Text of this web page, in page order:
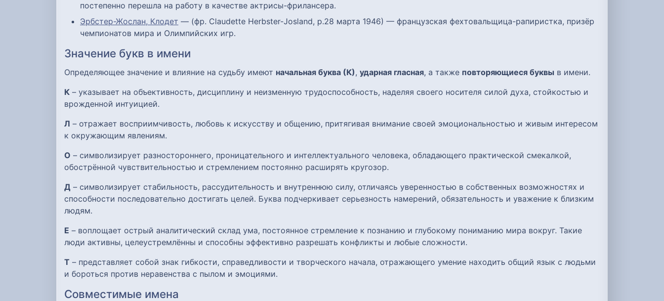
постепенно перешла на работу в качестве актрисы-фрилансера.
Эрбстер-Жослан, Клодет — (фр. Claudette Herbster-Josland, р.28 марта 1946) — французская фехтовальщица-рапиристка, призёр
чемпионатов мира и Олимпийских игр.
Значение букв в имени
Определяющее значение и влияние на судьбу имеют начальная буква (К), ударная гласная, а также повторяющиеся буквы в имени.
К – указывает на объективность, дисциплину и неизменную трудоспособность, наделяя своего носителя силой духа, стойкостью и
врожденной интуицией.
Л – отражает восприимчивость, любовь к искусству и общению, притягивая внимание своей эмоциональностью и живым интересом
к окружающим явлениям.
О – символизирует разностороннего, проницательного и интеллектуального человека, обладающего практической смекалкой,
обострённой чувствительностью и стремлением постоянно расширять кругозор.
Д – символизирует стабильность, рассудительность и внутреннюю силу, отличаясь уверенностью в собственных возможностях и
способности последовательно достигать целей. Буква подчеркивает серьезность намерений, обязательность и уважение к близким
людям.
Е – воплощает острый аналитический склад ума, постоянное стремление к познанию и глубокому пониманию мира вокруг. Такие
люди активны, целеустремлённы и способны эффективно разрешать конфликты и любые сложности.
Т – представляет собой знак гибкости, справедливости и творческого начала, отражающего умение находить общий язык с людьми
и бороться против неравенства с пылом и эмоциями.
Совместимые имена